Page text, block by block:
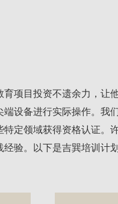
项目投资不遗余力，让
设备进行实际操作。我
定领域获得资格认证。
验。以下是吉巽培训计